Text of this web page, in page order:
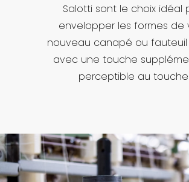
Salotti sont le choix idéal
envelopper les formes de
nouveau canapé ou fauteuil
avec une touche
perceptible au